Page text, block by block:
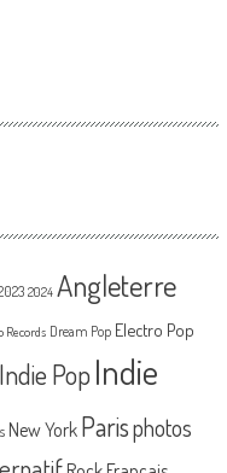
2024 Angleterre
Records Dream Pop Electro Pop
Indie PopIndie
New York Parisphotos